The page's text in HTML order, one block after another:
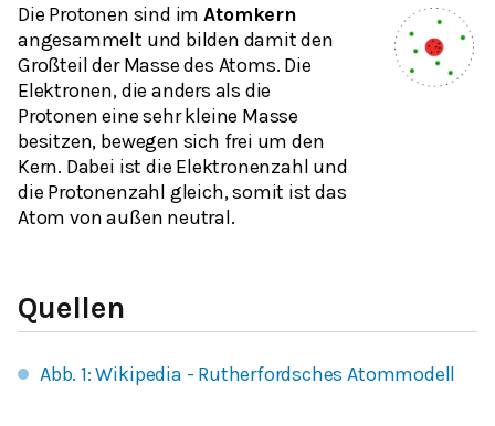
Die Protonen sind im Atomkern
angesammelt und bilden damit den
Großteil der Masse des Atoms. Die
Elektronen, die anders als die
Protonen einesehr kleine Masse
besitzen, bewegen sich frei um den
Kern. Dabei ist die Elektronenzahl und
die Protonenzahl gleich, somit ist das
Atom von außen neutral.
Quellen
Abb. 1: Wikipedia - Rutherfordsches Atommodell